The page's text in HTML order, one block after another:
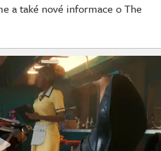
a také nové informace o The